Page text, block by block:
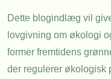
Dette blogindlæg vil
lovgivning om økologi
former fremtidens
der regulerer økologisk